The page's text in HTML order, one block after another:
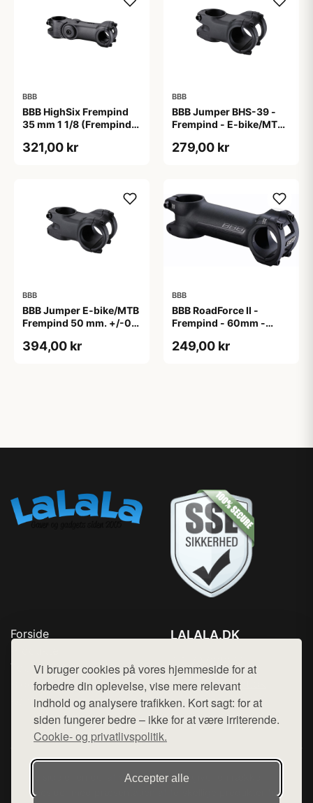
Vi bruger cookies på vores hjemmeside for at
forbedre din oplevelse, vise mere relevant
indhold og analysere trafikken. Kort sagt: for at
siden fungerer bedre – ikke for at være irriterende.
Cookie- og privatlivspolitik.
Accepter alle
BBB
BBB HighSix Frempind
35 mm 1 1/8 (Frempind
321,00 kr
BBB
BBB Jumper BHS-39 -
Frempind - E-bike/MTB -
279,00 kr
BBB
BBB Jumper E-bike/MTB
Frempind 50 mm. +/-0
394,00 kr
BBB
BBB RoadForce II -
Frempind - 60mm -
249,00 kr
Forside
Top Rabatter
Blog
Kontakt
LALALA.DK
Mail: hej@want.dk
Cookie- og privatlivspolitik
Denne side er en del af want.dk, der udgiver en række
hjemmesider med præsentation af forskellige produkter fra